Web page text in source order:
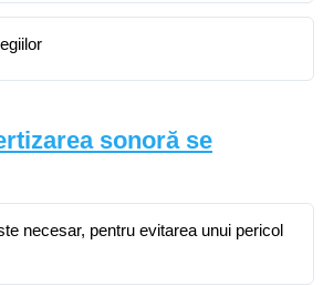
sonoră se
necesar, pentru evitarea unui pericol